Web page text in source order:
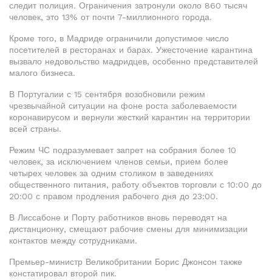
следит полиция. Ограничения затронули около 860 тысяч
человек, это 13% от почти 7-миллионного города.
Кроме того, в Мадриде ограничили допустимое число
посетителей в ресторанах и барах. Ужесточение карантина
вызвало недовольство мадридцев, особенно представителей
малого бизнеса.
В Португалии с 15 сентября возобновили режим
чрезвычайной ситуации на фоне роста заболеваемости
коронавирусом и вернули жесткий карантин на территории
всей страны.
Режим ЧС подразумевает запрет на собрания более 10
человек, за исключением членов семьи, прием более
четырех человек за одним столиком в заведениях
общественного питания, работу объектов торговли с 10:00 до
20:00 с правом продления рабочего дня до 23:00.
В Лиссабоне и Порту работников вновь переводят на
дистанционку, смещают рабочие смены для минимизации
контактов между сотрудниками.
Премьер-министр Великобритании Борис Джонсон также
констатировал второй пик.